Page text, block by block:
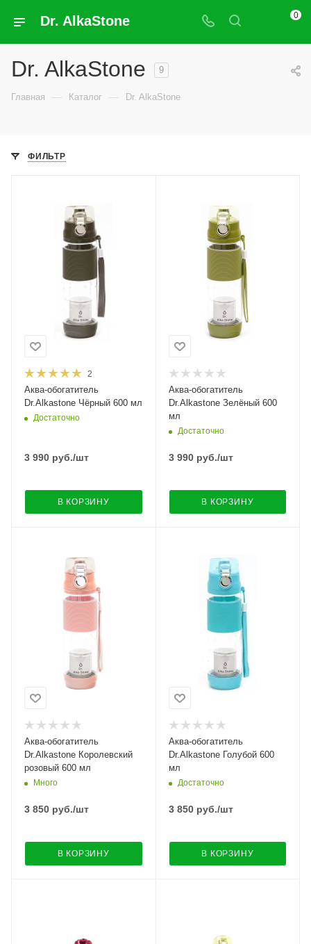
Dr. AlkaStone 0
Dr. AlkaStone 9
Главная — Каталог — Dr. AlkaStone
ФИЛЬТР
2
Аква-обогатитель
Dr.Alkastone Чёрный 600 мл
Достаточно
3 990 руб./шт
В КОРЗИНУ
Аква-обогатитель
Dr.Alkastone Зелёный 600
мл
Достаточно
3 990руб./шт
В КОРЗИНУ
Аква-обогатитель
Dr.Alkastone Королевский
розовый 600 мл
Много
3 850 руб./шт
В КОРЗИНУ
Аква-обогатитель
Dr.Alkastone Голубой 600
мл
Достаточно
3 850руб./шт
В КОРЗИНУ